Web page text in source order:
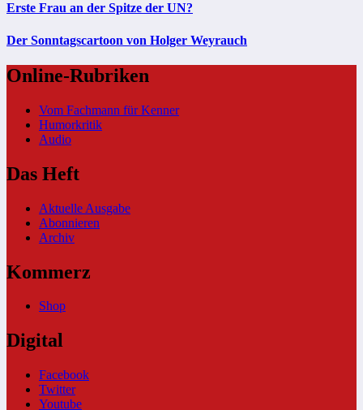
Erste Frau an der Spitze der UN?
Der Sonntagscartoon von Holger Weyrauch
Online-Rubriken
Vom Fachmann für Kenner
Humorkritik
Audio
Das Heft
Aktuelle Ausgabe
Abonnieren
Archiv
Kommerz
Shop
Digital
Facebook
Twitter
Youtube